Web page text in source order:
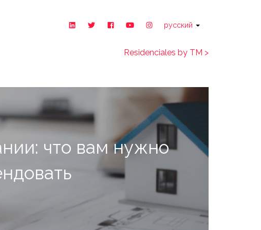
русский
Residenciales by TM >
что вам нужно